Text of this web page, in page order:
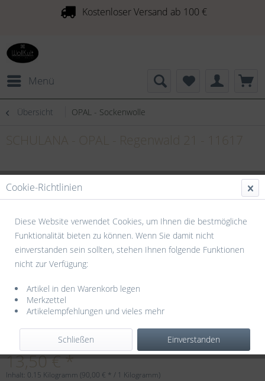
Kostenloser Versand ab 100 €
Menü
Übersicht OPAL - Sockenwolle
Dieser Artikel steht derzeit nicht zur Verfügung!
13,50 € *
Inhalt: 0.15 Kilogramm (90,00 € * / 1 Kilogramm)
Cookie-Richtlinien
Diese Website verwendet Cookies, um Ihnen die bestmögliche
Funktionalität bieten zu können. Wenn Sie damit nicht
einverstanden sein sollten, stehen Ihnen folgende Funktionen
nicht zur Verfügung:
Artikel in den Warenkorb legen
Merkzettel
Artikelempfehlungen und vieles mehr
Einverstanden
Schließen